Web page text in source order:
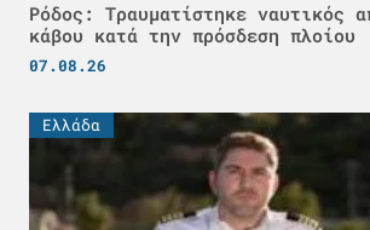
Ρόδος: Τραυματίστηκε ναυτικός
κάβου κατά την πρόσδεση πλοίου
07.08.26
Ελλάδα